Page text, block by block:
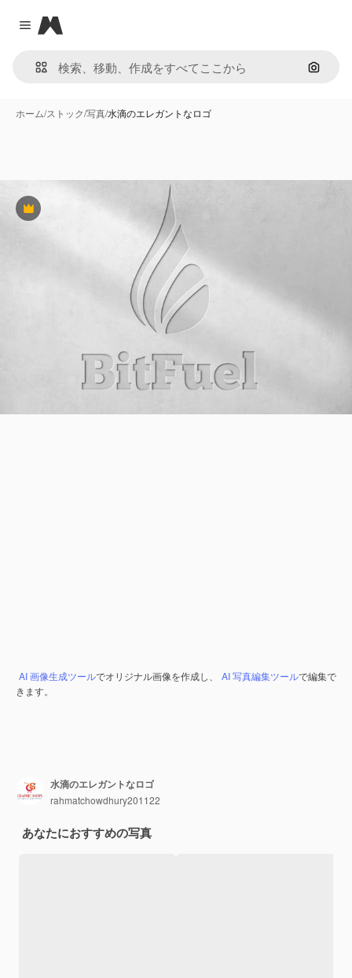
Close menu
Magnific
画像で
ホーム/ストック/写真/水滴のエレガントなロゴ
Premium
AI 画像生成ツールでオリジナル画像を作成し、 AI 写真編集ツールで編集で
きます。
水滴のエレガントなロゴ
rahmatchowdhury201122
あなたにおすすめの写真